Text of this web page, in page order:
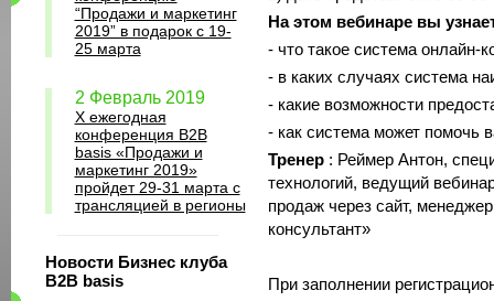
“Продажи и маркетинг
2019” в подарок с 19-
25 марта
2 Февраль 2019
X ежегодная
конференция B2B
basis «Продажи и
маркетинг 2019»
пройдет 29-31 марта с
трансляцией в регионы
Новости Бизнес клуба
B2B basis
На этом вебинаре вы
- что такое система онлайн-
- в каких случаях система
- какие возможности
- как система может помочь
Тренер : Реймер Антон,
технологий, ведущий
продаж через сайт,
консультант»
При заполнении